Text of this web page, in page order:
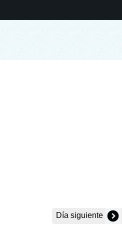
Día siguiente